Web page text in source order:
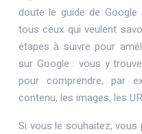
doute le guide de
tous ceux qui veulent
étapes à suivre pour
sur Google : vous y
pour comprendre, par
contenu, les images, les
Si vous le souhaitez,